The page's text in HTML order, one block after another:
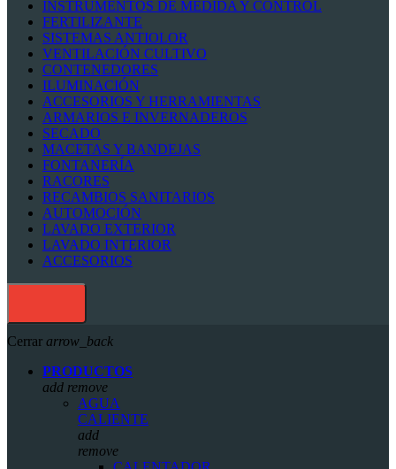
INSTRUMENTOS DE MEDIDA Y CONTROL
FERTILIZANTE
SISTEMAS ANTIOLOR
VENTILACIÓN CULTIVO
CONTENEDORES
ILUMINACIÓN
ACCESORIOS Y HERRAMIENTAS
ARMARIOS E INVERNADEROS
SECADO
MACETAS Y BANDEJAS
FONTANERÍA
RACORES
RECAMBIOS SANITARIOS
AUTOMOCIÓN
LAVADO EXTERIOR
LAVADO INTERIOR
ACCESORIOS
Cerrar arrow_back
PRODUCTOS
add remove
AGUA
CALIENTE
add
remove